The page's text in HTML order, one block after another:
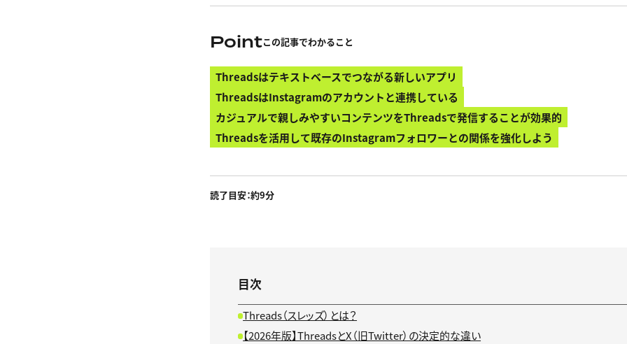
Pointこの記事でわかること
Threadsはテキストベースでつながる新しいアプリ
ThreadsはInstagramのアカウントと連携している
カジュアルで親しみやすいコンテンツをThreadsで発信することが効果的
Threadsを活用して既存のInstagramフォロワーとの関係を強化しよう
読了目安：約9分
目次
Threads（スレッズ）とは？
【2026年版】ThreadsとX（旧Twitter）の決定的な違い